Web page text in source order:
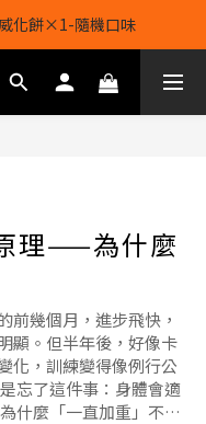
化餅×1-隨機口味
化餅×1-隨機口味
*，可與活動折扣疊加。
理——為什麼
前幾個月，進步飛快，
顯。但半年後，好像卡
化，訓練變得像例行公
忘了這件事：身體會適
什麼「一直加重」不是